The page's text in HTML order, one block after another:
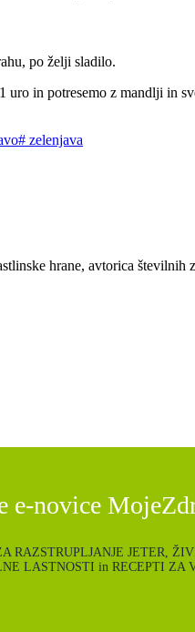
po želji sladilo.
uro in potresemo z mandlji in
# zelenjava
hrane, avtorica
e-novice
RAZSTRUPLJANJE JETER,
LASTNOSTI in RECEPTI ZA